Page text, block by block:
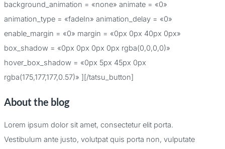
background_animation = «none» animate = «0»
animation_type = «fadeIn» animation_delay = «0»
enable_margin = «0» margin = «0px 0px 40px 0px»
box_shadow = «0px 0px 0px 0px rgba(0,0,0,0)»
hover_box_shadow = «0px 5px 45px 0px
rgba(175,177,177,0.57)» ][/tatsu_button]
About the blog
Lorem ipsum dolor sit amet, consectetur elit porta.
Vestibulum ante justo, volutpat quis porta non, vulputate